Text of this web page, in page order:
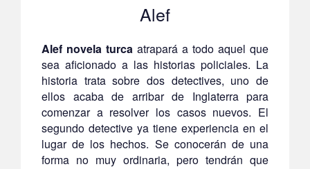
Alef
Alef novela turca atrapará a todo aquel que
sea aficionado a las historias policiales. La
historia trata sobre dos detectives, uno de
ellos acaba de arribar de Inglaterra para
comenzar a resolver los casos nuevos. El
segundo detective ya tiene experiencia en el
lugar de los hechos. Se conocerán de una
forma no muy ordinaria, pero tendrán que